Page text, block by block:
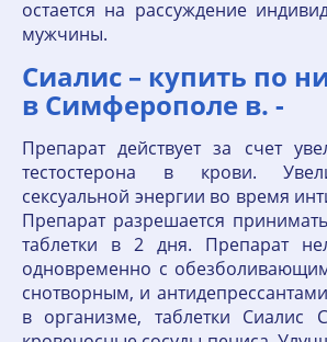
остается на рассуждение
мужчины.
Сиалис – купить по
в Симферополе в. -
Препарат действует за счет
тестостерона в крови.
сексуальной энергии во время
Препарат разрешается
таблетки в 2 дня. Препарат
одновременно с
снотворным, и
в организме, таблетки Сиалис